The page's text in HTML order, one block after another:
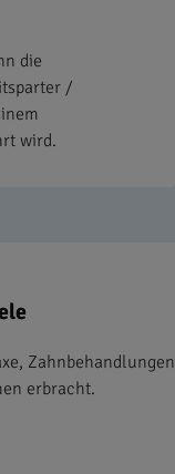
die
/
wird.
Zahnbehandlungen
erbracht.